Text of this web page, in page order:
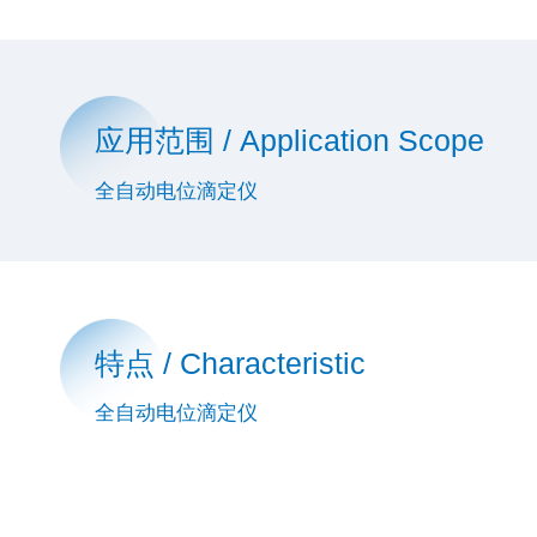
应用范围 / Application Scope
全自动电位滴定仪
特点 / Characteristic
全自动电位滴定仪